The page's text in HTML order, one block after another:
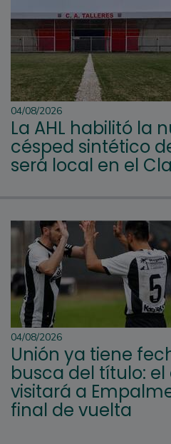
04/08/2026
La AHL habilitó la
césped sintético
será local en el
04/08/2026
Unión ya tiene
busca del título:
visitará a
final de vuelta